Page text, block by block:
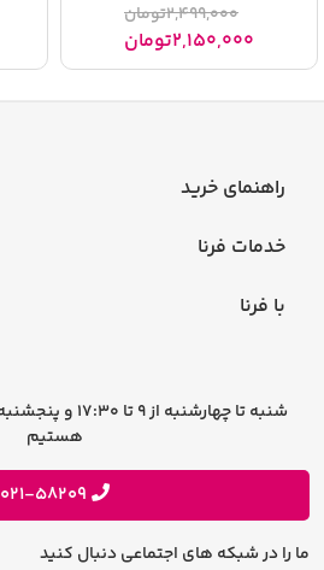
2,499,000تومان
2,150,000تومان
راهنمای خرید
راهنمای خرید اقساطی
خدمات فرنا
شرایط و قوانین
با فرنا
فرصت های شغلی
پیشنهادات و انتقادات
هستیم
021-58209
ما را در شبکه های اجتماعی دنبال کنید